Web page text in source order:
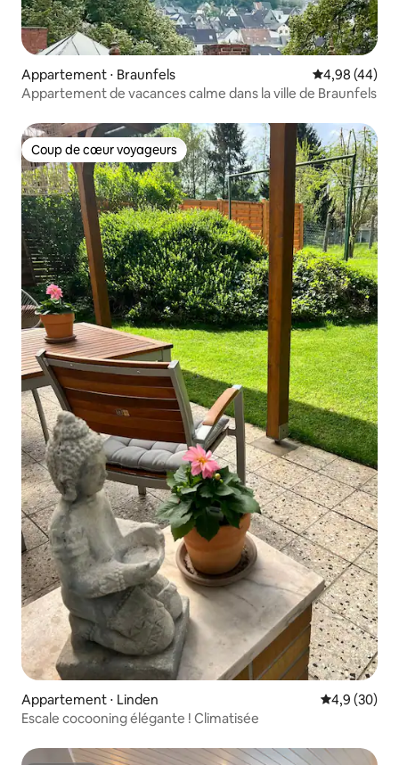
Appartement ⋅ Braunfels Évaluation
4,98 (44)
Appartement de vacances calme dans la ville de Braunfels
Coup de cœur voyageurs
Coup de cœur voyageurs
Appartement ⋅ Linden Évaluation
4,9 (30)
Escale cocooning élégante ! Climatisée